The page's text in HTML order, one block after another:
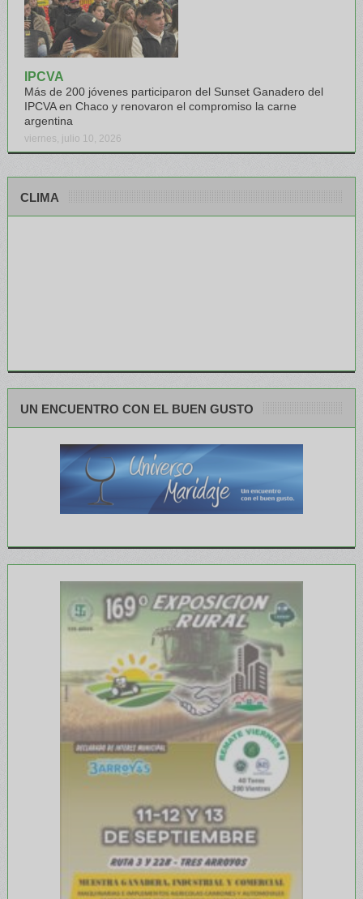
IPCVA
Más de 200 jóvenes participaron del Sunset Ganadero del
IPCVA en Chaco y renovaron el compromiso la carne
argentina
viernes, julio 10, 2026
CLIMA
UN ENCUENTRO CON EL BUEN GUSTO